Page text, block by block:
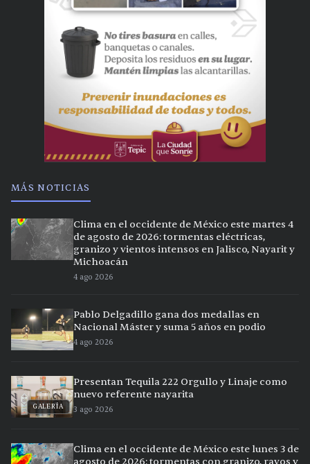
MÁS NOTICIAS
Clima en el occidente de México este martes 4
de agosto de 2026: tormentas eléctricas,
granizo y vientos intensos en Jalisco, Nayarit y
Michoacán
4 ago 2026
Pablo Delgadillo gana dos medallas en
Nacional Máster y suma 5 años en podio
4 ago 2026
GALERÍA
Presentan Tequila 222 Orgullo y Linaje como
nuevo referente nayarita
3 ago 2026
Clima en el occidente de México este lunes 3 de
agosto de 2026: tormentas con granizo, rayos y